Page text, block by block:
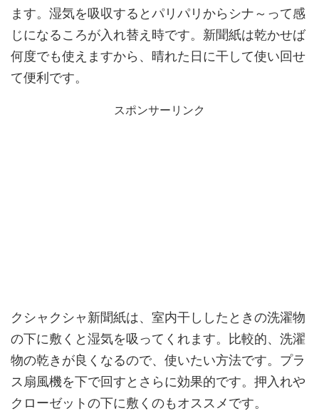
ます。湿気を吸収するとパリパリからシナ～って感
じになるころが入れ替え時です。新聞紙は乾かせば
何度でも使えますから、晴れた日に干して使い回せ
て便利です。
スポンサーリンク
クシャクシャ新聞紙は、室内干ししたときの洗濯物
の下に敷くと湿気を吸ってくれます。比較的、洗濯
物の乾きが良くなるので、使いたい方法です。プラ
ス扇風機を下で回すとさらに効果的です。押入れや
クローゼットの下に敷くのもオススメです。